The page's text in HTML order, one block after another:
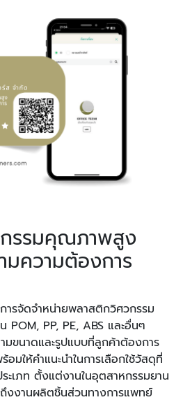
รรมคุณภาพสูง
ความต้องการ
ารจัดจำหน่ายพลาสติกวิศวกรรม
POM, PP, PE, ABS และอื่นๆ
ขนาดและรูปแบบที่ลูกค้าต้องการ
มให้คำแนะนำในการเลือกใช้วัสดุที่
ะเภท ตั้งแต่งานในอุตสาหกรรมยาน
งงานผลิตชิ้นส่วนทางการแพทย์